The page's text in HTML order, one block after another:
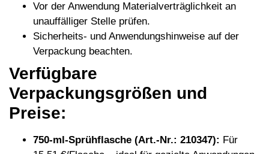
Vor der Anwendung Materialverträglichkeit an
unauffälliger Stelle prüfen.
Sicherheits- und Anwendungshinweise auf der
Verpackung beachten.
Verfügbare
Verpackungsgrößen und
Preise:
750-ml-Sprühflasche (Art.-Nr.: 210347): Für